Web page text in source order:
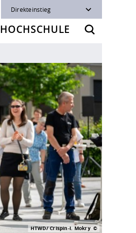
Direkteinstieg
HOCHSCHULE
HTWD/ Crispin-I. Mokry